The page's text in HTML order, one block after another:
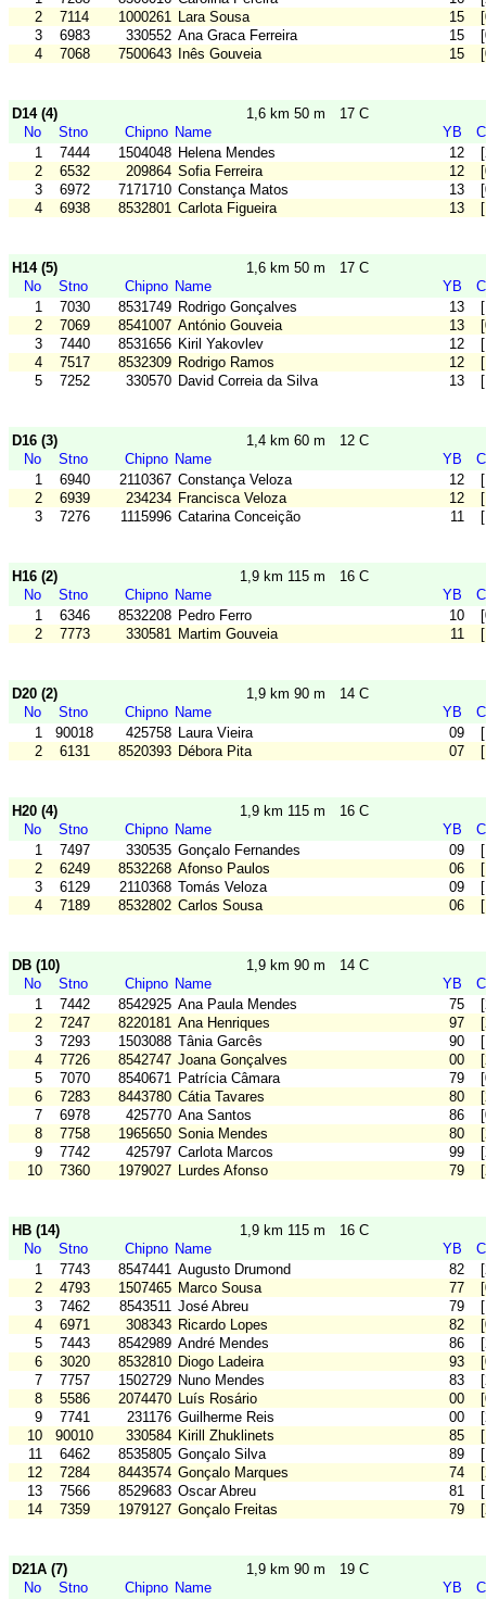
2
7114 1000261 Lara Sousa 15
3
6983 330552 Ana Graca Ferreira 15
4
7068 7500643 Inês Gouveia 15
D14 (4) 1,6 km 50 m
17 C
No
Stno Chipno Name YB
1
7444 1504048 Helena Mendes 12
2
6532 209864 Sofia Ferreira 12
3
6972 7171710 Constança Matos 13
4
6938 8532801 Carlota Figueira 13
H14 (5) 1,6 km 50 m
17 C
No
Stno Chipno Name YB
1
7030 8531749 Rodrigo Gonçalves 13
2
7069 8541007 António Gouveia 13
3
7440 8531656 Kiril Yakovlev 12
4
7517 8532309 Rodrigo Ramos 12
5
7252 330570 David Correia da Silva 13
D16 (3) 1,4 km 60 m
12 C
No
Stno Chipno Name YB
1
6940 2110367 Constança Veloza 12
2
6939 234234 Francisca Veloza 12
3
7276 1115996 Catarina Conceição 11
H16 (2) 1,9 km 115 m
16 C
No
Stno Chipno Name YB
1
6346 8532208 Pedro Ferro 10
2
7773 330581 Martim Gouveia 11
D20 (2) 1,9 km 90 m
14 C
No
Stno Chipno Name YB
1
90018 425758 Laura Vieira 09
2
6131 8520393 Débora Pita 07
H20 (4) 1,9 km 115 m
16 C
No
Stno Chipno Name YB
1
7497 330535 Gonçalo Fernandes 09
2
6249 8532268 Afonso Paulos 06
3
6129 2110368 Tomás Veloza 09
4
7189 8532802 Carlos Sousa 06
DB (10) 1,9 km 90 m
14 C
No
Stno Chipno Name YB
1
7442 8542925 Ana Paula Mendes 75
2
7247 8220181 Ana Henriques 97
3
7293 1503088 Tânia Garcês 90
4
7726 8542747 Joana Gonçalves 00
5
7070 8540671 Patrícia Câmara 79
6
7283 8443780 Cátia Tavares 80
7
6978 425770 Ana Santos 86
8
7758 1965650 Sonia Mendes 80
9
7742 425797 Carlota Marcos 99
10
7360 1979027 Lurdes Afonso 79
HB (14) 1,9 km 115 m
16 C
No
Stno Chipno Name YB
1
7743 8547441 Augusto Drumond 82
2
4793 1507465 Marco Sousa 77
3
7462 8543511 José Abreu 79
4
6971 308343 Ricardo Lopes 82
5
7443 8542989 André Mendes 86
6
3020 8532810 Diogo Ladeira 93
7
7757 1502729 Nuno Mendes 83
8
5586 2074470 Luís Rosário 00
9
7741 231176 Guilherme Reis 00
10
90010 330584 Kirill Zhuklinets 85
11
6462 8535805 Gonçalo Silva 89
12
7284 8443574 Gonçalo Marques 74
13
7566 8529683 Oscar Abreu 81
14
7359 1979127 Gonçalo Freitas 79
D21A (7) 1,9 km 90 m
19 C
No
Stno Chipno Name YB